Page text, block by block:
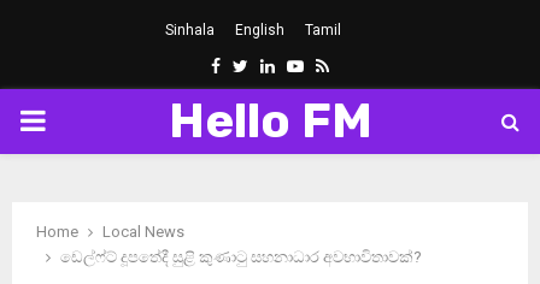
Sinhala English Tamil
Facebook
Twitter
LinkedinYoutube
Rss
PRIMARY
Hello FM
Home
Local News
ඩෙල්ෆ්ට් දූපතේදී සුළි කුණාටු සහනාධාර අවභාවිතාවක්?